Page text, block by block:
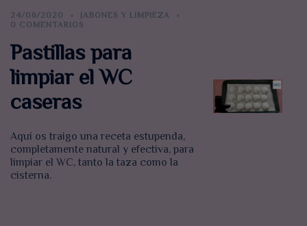
24/06/2020
JABONES Y LIMPIEZA
0 COMENTARIOS
Pastillas para
limpiar el WC
caseras
Aquí os traigo una receta estupenda,
completamente natural y efectiva, para
limpiar el WC, tanto la taza como la
cisterna.